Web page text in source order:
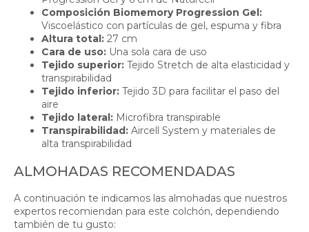
Composición Biomemory Progression Gel:
Viscoelástico con partículas de gel, espuma y fibra
Altura total: 27 cm
Cara de uso: Una sola cara de uso
Tejido superior: Tejido Stretch de alta elasticidad y
transpirabilidad
Tejido inferior: Tejido 3D para facilitar el paso del
aire
Tejido lateral: Microfibra transpirable
Transpirabilidad: Aircell System y materiales de
alta transpirabilidad
ALMOHADAS RECOMENDADAS
A continuación te indicamos las almohadas que nuestros
expertos recomiendan para este colchón, dependiendo
también de tu gusto: